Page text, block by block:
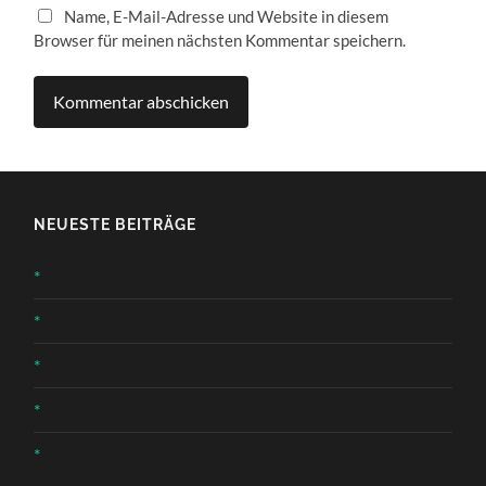
Name, E-Mail-Adresse und Website in diesem
Browser für meinen nächsten Kommentar speichern.
NEUESTE BEITRÄGE
*
*
*
*
*